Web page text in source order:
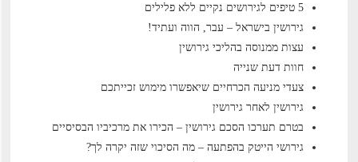
5 טיפים לגירושים נקיים ללא פלילים
גירושין בישראל – עבר, הווה ועתיד!
עצות ממנוסה בהליכי גירושין
חוות דעת שנייה
צעדי מניעה הכרחיים שיאפשרו מימוש זכייתכם
גירושין לאחר גירושין
בטרם תערכו הסכם גירושין – הכירו את מרכיביו הבסיסיים
גירושי הייטק בהפתעה – מה הסיכוי שזה יקרה לך?